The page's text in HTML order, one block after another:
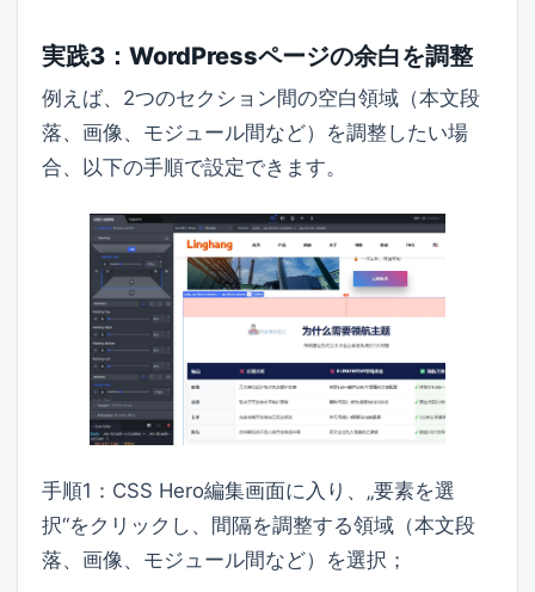
実践3：WordPressページの余白を調整
例えば、2つのセクション間の空白領域（本文段
落、画像、モジュール間など）を調整したい場
合、以下の手順で設定できます。
手順1：CSS Hero編集画面に入り、„要素を選
択“をクリックし、間隔を調整する領域（本文段
落、画像、モジュール間など）を選択；